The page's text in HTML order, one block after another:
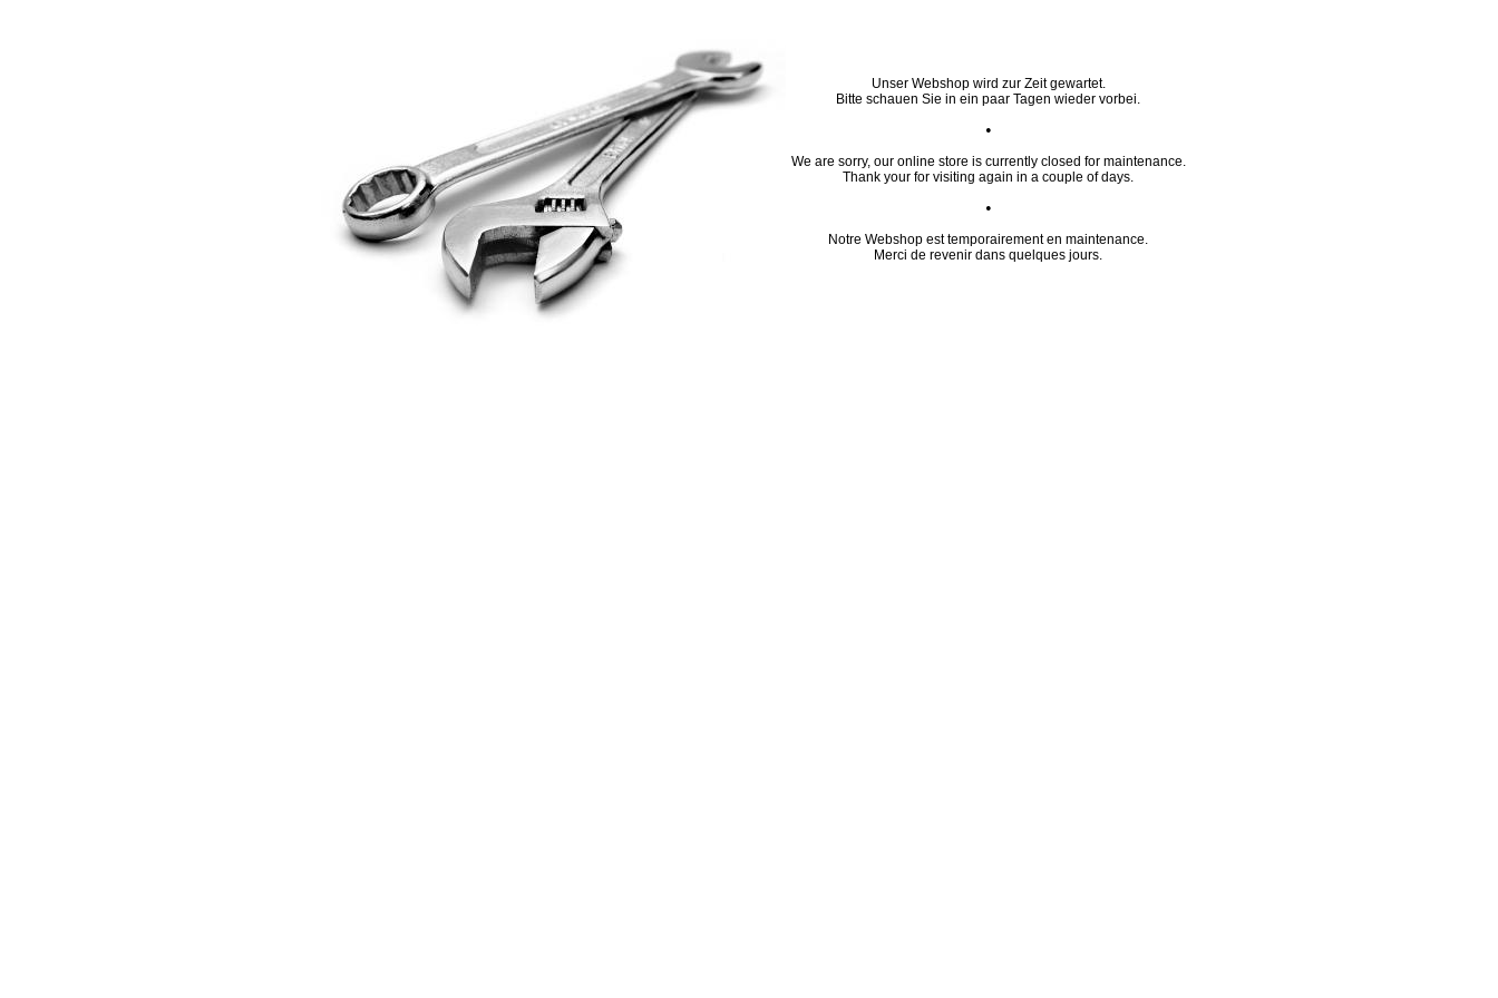
Unser Webshop wird zur Zeit gewartet.
Bitte schauen Sie in ein paar Tagen wieder vorbei.
•
We are sorry, our online store is currently closed for maintenance.
Thank your for visiting again in a couple of days.
•
Notre Webshop est temporairement en maintenance.
Merci de revenir dans quelques jours.